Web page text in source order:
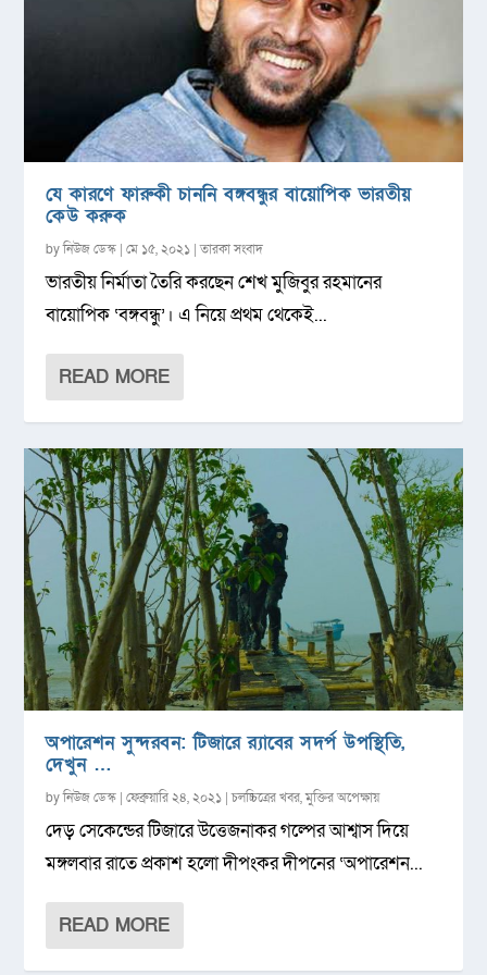
যে কারণে ফারুকী চাননি বঙ্গবন্ধুর বায়োপিক ভারতীয়
কেউ করুক
byনিউজ ডেস্ক |মে ১৫, ২০২১ |তারকা সংবাদ
ভারতীয় নির্মাতা তৈরি করছেন শেখ মুজিবুর রহমানের
বায়োপিক ‘বঙ্গবন্ধু’। এ নিয়ে প্রথম থেকেই...
READ MORE
অপারেশন সুন্দরবন: টিজারে র‌্যাবের সদর্প উপস্থিতি,
দেখুন …
byনিউজ ডেস্ক |ফেব্রুয়ারি ২৪, ২০২১ |চলচ্চিত্রের খবর,মুক্তির অপেক্ষায়
দেড় সেকেন্ডের টিজারে উত্তেজনাকর গল্পের আশ্বাস দিয়ে
মঙ্গলবার রাতে প্রকাশ হলো দীপংকর দীপনের ‘অপারেশন...
READ MORE